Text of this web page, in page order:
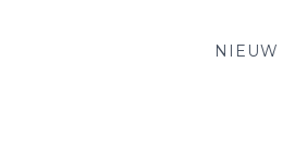
NIEUW